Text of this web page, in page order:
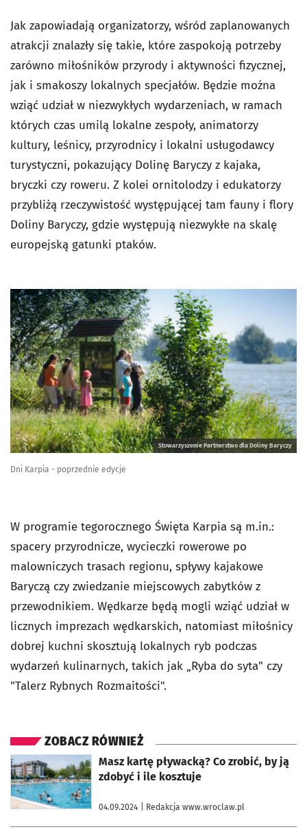
Jak zapowiadają organizatorzy, wśród zaplanowanych
atrakcji znalazły się takie, które zaspokoją potrzeby
zarówno miłośników przyrody i aktywności fizycznej,
jak i smakoszy lokalnych specjałów. Będzie można
wziąć udział w niezwykłych wydarzeniach, w ramach
których czas umilą lokalne zespoły, animatorzy
kultury, leśnicy, przyrodnicy i lokalni usługodawcy
turystyczni, pokazujący Dolinę Baryczy z kajaka,
bryczki czy roweru. Z kolei ornitolodzy i edukatorzy
przybliżą rzeczywistość występującej tam fauny i flory
Doliny Baryczy, gdzie występują niezwykłe na skalę
europejską gatunki ptaków.
Stowarzyszenie Partnerstwo dla Doliny Baryczy
Dni Karpia - poprzednie edycje
W programie tegorocznego Święta Karpia są m.in.:
spacery przyrodnicze, wycieczki rowerowe po
malowniczych trasach regionu, spływy kajakowe
Baryczą czy zwiedzanie miejscowych zabytków z
przewodnikiem. Wędkarze będą mogli wziąć udział w
licznych imprezach wędkarskich, natomiast miłośnicy
dobrej kuchni skosztują lokalnych ryb podczas
wydarzeń kulinarnych, takich jak „Ryba do syta" czy
"Talerz Rybnych Rozmaitości".
ZOBACZ RÓWNIEŻ
Masz kartę pływacką? Co zrobić, by ją
zdobyć i ile kosztuje
04.09.2024 | Redakcja www.wroclaw.pl
otworzy się w nowej karcie